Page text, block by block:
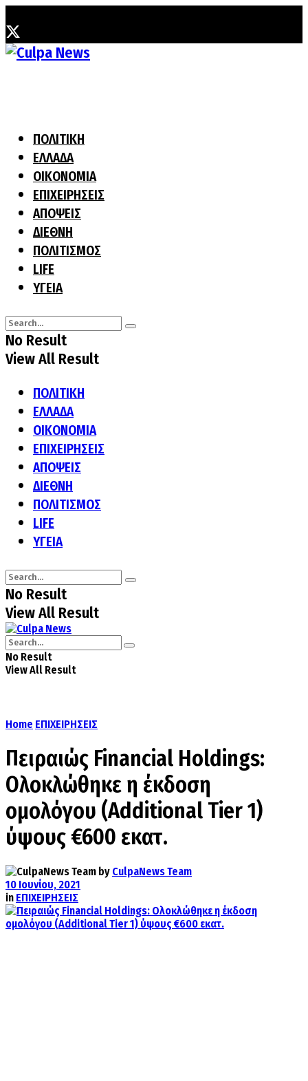
ΠΟΛΙΤΙΚΗ
ΕΛΛΑΔΑ
ΟΙΚΟΝΟΜΙΑ
ΕΠΙΧΕΙΡΗΣΕΙΣ
ΑΠΟΨΕΙΣ
ΔΙΕΘΝΗ
ΠΟΛΙΤΙΣΜΟΣ
LIFE
ΥΓΕΙΑ
No Result
View All Result
ΠΟΛΙΤΙΚΗ
ΕΛΛΑΔΑ
ΟΙΚΟΝΟΜΙΑ
ΕΠΙΧΕΙΡΗΣΕΙΣ
ΑΠΟΨΕΙΣ
ΔΙΕΘΝΗ
ΠΟΛΙΤΙΣΜΟΣ
LIFE
ΥΓΕΙΑ
No Result
View All Result
No Result
View All Result
Home ΕΠΙΧΕΙΡΗΣΕΙΣ
Πειραιώς Financial Holdings:
Oλοκλώθηκε η έκδοση
ομολόγου (Additional Tier 1)
ύψους €600 εκατ.
by CulpaNews Team
10 Ιουνίου, 2021
in ΕΠΙΧΕΙΡΗΣΕΙΣ